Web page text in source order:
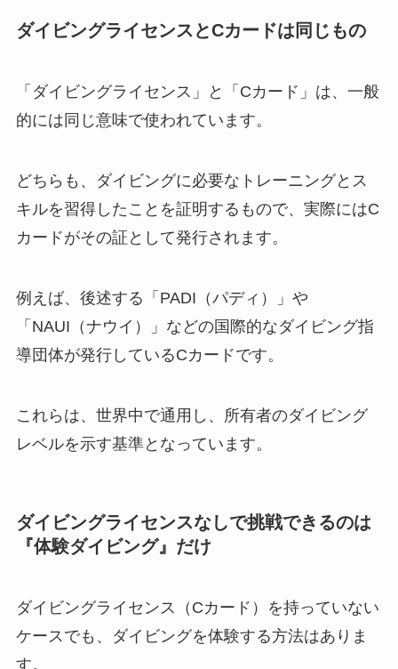
ダイビングライセンスとCカードは同じもの
「ダイビングライセンス」と「Cカード」は、一般
的には同じ意味で使われています。
どちらも、ダイビングに必要なトレーニングとス
キルを習得したことを証明するもので、実際にはC
カードがその証として発行されます。
例えば、後述する「PADI（パディ）」や
「NAUI（ナウイ）」などの国際的なダイビング指
導団体が発行しているCカードです。
これらは、世界中で通用し、所有者のダイビング
レベルを示す基準となっています。
ダイビングライセンスなしで挑戦できるのは
『体験ダイビング』だけ
ダイビングライセンス（Cカード）を持っていない
ケースでも、ダイビングを体験する方法はありま
す。